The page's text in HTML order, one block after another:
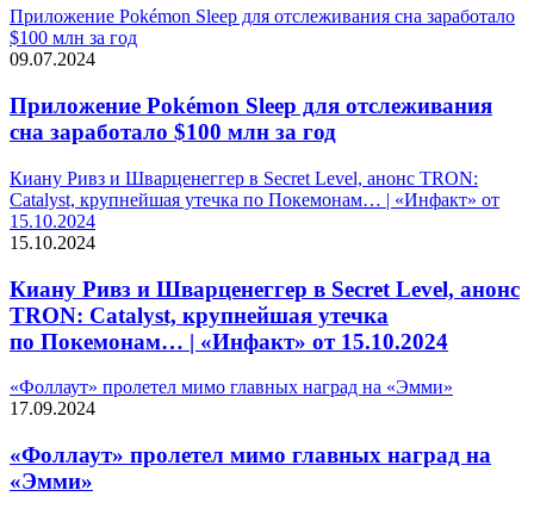
Приложение Pokémon Sleep для отслеживания сна заработало
$100 млн за год
09.07.2024
Приложение Pokémon Sleep для отслеживания
сна заработало $100 млн за год
Киану Ривз и Шварценеггер в Secret Level, анонс TRON:
Catalyst, крупнейшая утечка по Покемонам… | «Инфакт» от
15.10.2024
15.10.2024
Киану Ривз и Шварценеггер в Secret Level, анонс
TRON: Catalyst, крупнейшая утечка
по Покемонам… | «Инфакт» от 15.10.2024
«Фоллаут» пролетел мимо главных наград на «Эмми»
17.09.2024
«Фоллаут» пролетел мимо главных наград на
«Эмми»